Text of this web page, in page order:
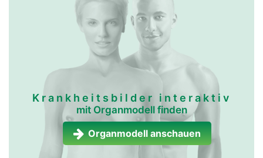
Krankheitsbilder interaktiv
mit Organmodell finden
Organmodell anschauen